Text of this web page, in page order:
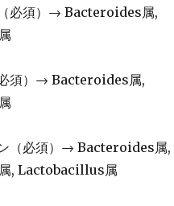
必須）→ Bacteroides属,
必須）→ Bacteroides属,
ン（必須）→ Bacteroides属,
, Lactobacillus属